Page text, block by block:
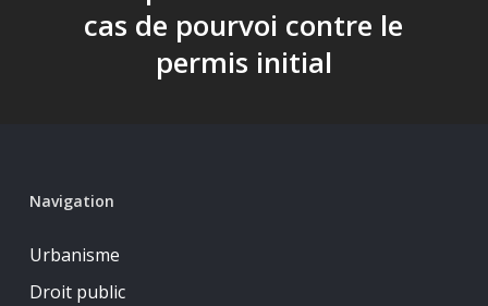
cas de pourvoi contre le
permis initial
Navigation
Urbanisme
Droit public